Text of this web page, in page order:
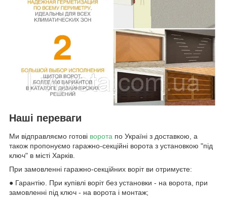
Наші переваги
Ми відправляємо готові ворота по Україні з доставкою, а
також пропонуємо гаражно-секційні ворота з установкою "під
ключ" в місті Харків.
При замовленні гаражно-секційних воріт ви отримуєте:
● Гарантію. При купівлі воріт без установки - на ворота, при
замовленні під ключ - на ворота і монтаж;